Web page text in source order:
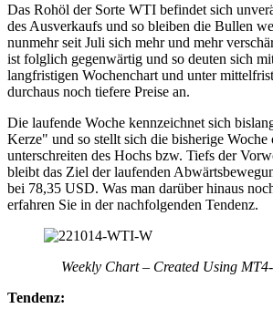
Das Rohöl der Sorte WTI befindet sich
des Ausverkaufs und so bleiben die Bullen
nunmehr seit Juli sich mehr und mehr
ist folglich gegenwärtig und so deuten sich
langfristigen Wochenchart und unter
durchaus noch tiefere Preise an.
Die laufende Woche kennzeichnet sich
Kerze" und so stellt sich die bisherige Woche
unterschreiten des Hochs bzw. Tiefs der
bleibt das Ziel der laufenden
bei 78,35 USD. Was man darüber hinaus
erfahren Sie in der nachfolgenden Tendenz.
Weekly Chart – Created Using
Tendenz: